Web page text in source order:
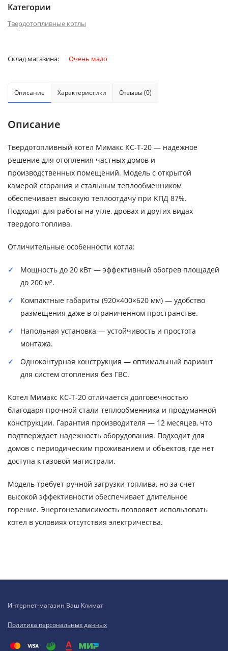
Категории
Твердотопливные котлы
Склад магазина: Очень мало
Описание Характеристики Отзывы (0)
Описание
Твердотопливный котел Мимакс КС-Т-20 — надежное
решение для отопления частных домов и
производственных помещений. Модель с открытой
камерой сгорания и стальным теплообменником
обеспечивает высокую теплоотдачу при КПД 87%.
Подходит для работы на угле, дровах и других видах
твердого топлива.
Отличительные особенности котла:
Мощность до 20 кВт — эффективный обогрев площадей
до 200 м².
Компактные габариты (920×400×620 мм) — удобство
размещения даже в ограниченном пространстве.
Напольная установка — устойчивость и простота
монтажа.
Одноконтурная конструкция — оптимальный вариант
для систем отопления без ГВС.
Котел Мимакс КС-Т-20 отличается долговечностью
благодаря прочной стали теплообменника и продуманной
конструкции. Гарантия производителя — 12 месяцев, что
подтверждает надежность оборудования. Подходит для
домов с периодическим проживанием и объектов, где нет
доступа к газовой магистрали.
Модель требует ручной загрузки топлива, но за счет
высокой эффективности обеспечивает длительное
горение. Энергонезависимость позволяет использовать
котел в условиях отсутствия электричества.
Интернет-магазин Ваш Климат
Политика персональных данных